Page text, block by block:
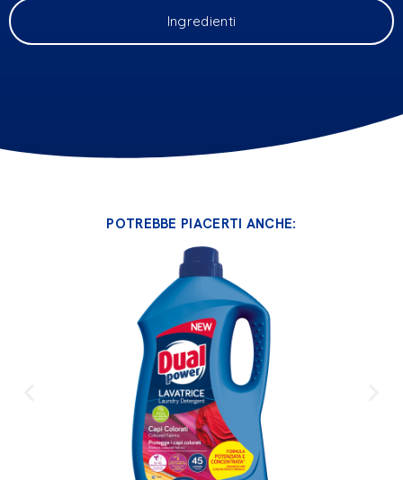
Ingredienti
POTREBBE PIACERTI ANCHE: